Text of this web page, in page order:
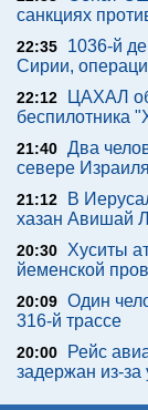
санкциях
22:35
1036-й
Сирии,
22:12
ЦАХАЛ
беспилотника
21:40 Два
севере Израиля
21:12
В
хазан Авишай
20:30 Хуситы
йеменской
20:09 Один
316-й трассе
20:00
Рейс
задержан из-за